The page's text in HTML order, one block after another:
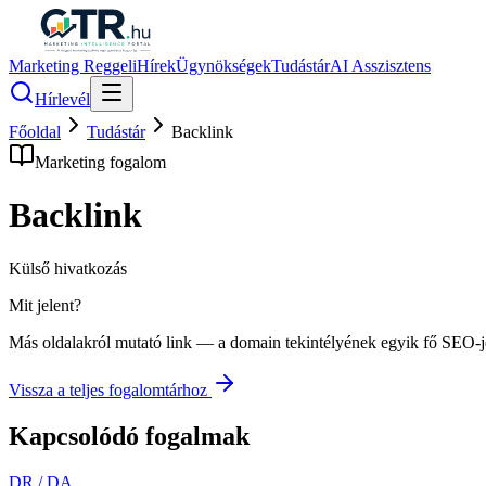
Marketing ReggeliHírekÜgynökségekTudástárAI Asszisztens
Hírlevél
Főoldal
Tudástár
Backlink
Marketing fogalom
Backlink
Külső hivatkozás
Mit jelent?
Más oldalakról mutató link — a domain tekintélyének egyik fő SEO-
Vissza a teljes fogalomtárhoz
Kapcsolódó fogalmak
DR / DA